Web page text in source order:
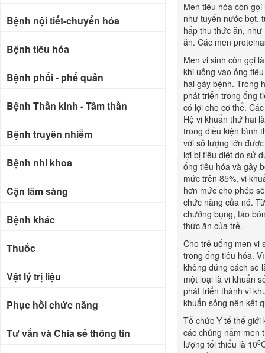
Men tiêu hóa còn
như tuyến nước bọt,
hấp thu thức ăn,
ăn. Các men
Men vi sinh còn gọi
khi uống vào ống
hại gây bệnh. Trong
phát triển trong ống
có lợi cho cơ thể.
Hệ vi khuẩn thứ hai
trong điều kiện bình
với số lượng lớn
lợi bị tiêu diệt do sử
ống tiêu hóa và gây
mức trên 85%, vi
hơn mức cho phép
chức năng của nó.
chướng bụng, táo
thức ăn của trẻ.
Cho trẻ uống men vi
trong ống tiêu hóa.
không đúng cách sẽ
một loại là vi khuẩn
phát triển thành vi
khuẩn sống nên kết
Tổ chức Y tế thế
các chủng nấm men
lượng tối thiểu là 108
Bệnh nội tiết-chuyển hóa
Bệnh tiêu hóa
Bệnh phổi - phế quản
Bệnh Thần kinh - Tâm thần
Bệnh truyền nhiễm
Bệnh nhi khoa
Cận lâm sàng
Bệnh khác
Thuốc
Vật lý trị liệu
Phục hồi chức năng
Tư vấn và Chia sẻ thông tin